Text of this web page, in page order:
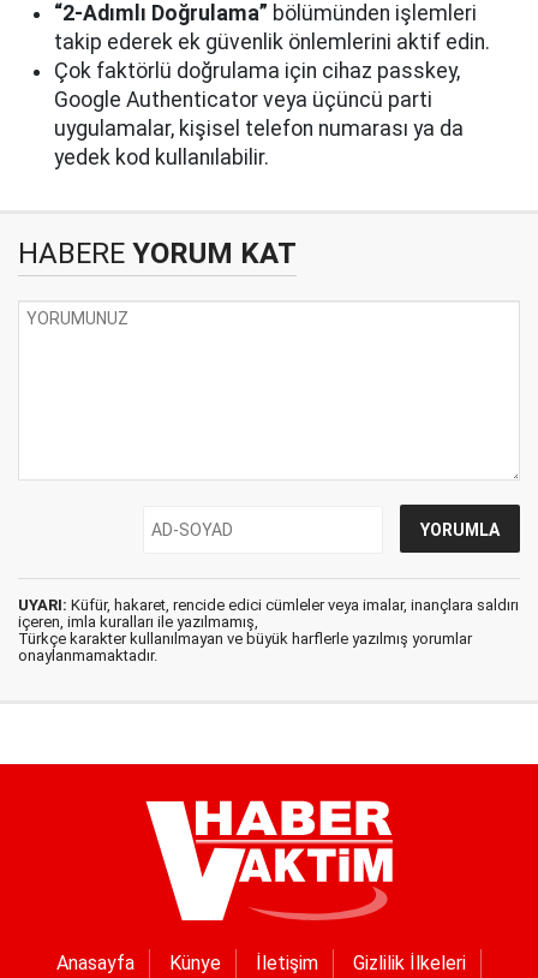
“2-Adımlı Doğrulama” bölümünden işlemleri
takip ederek ek güvenlik önlemlerini aktif edin.
Çok faktörlü doğrulama için cihaz passkey,
Google Authenticator veya üçüncü parti
uygulamalar, kişisel telefon numarası ya da
yedek kod kullanılabilir.
HABERE YORUM KAT
UYARI: Küfür, hakaret, rencide edici cümleler veya imalar, inançlara saldırı
içeren, imla kuralları ile yazılmamış,
Türkçe karakter kullanılmayan ve büyük harflerle yazılmış yorumlar
onaylanmamaktadır.
Anasayfa Künye İletişim Gizlilik İlkeleri